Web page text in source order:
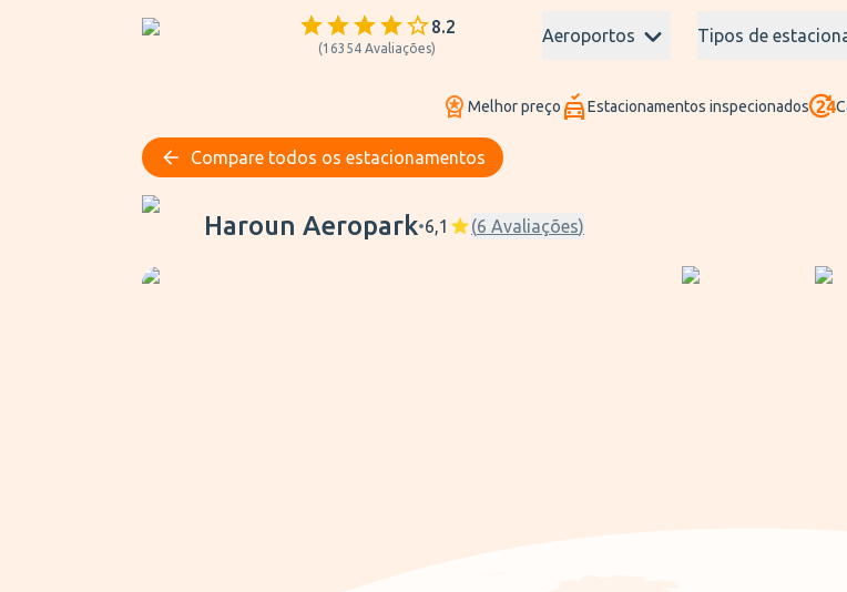
8.2
(16354 Avaliações)
Aeroportos Tipos de
Melhor preço Estacionamentos inspecionados
Compare todos os estacionamentos
Haroun Aeropark
Haroun Aeropark•6,1 (6 Avaliações)